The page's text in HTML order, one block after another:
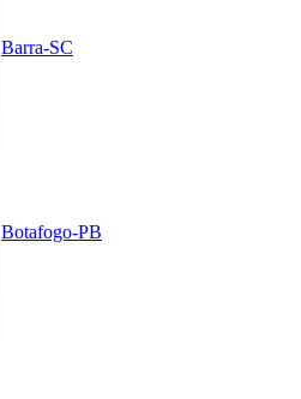
Barra-SC
Botafogo-PB